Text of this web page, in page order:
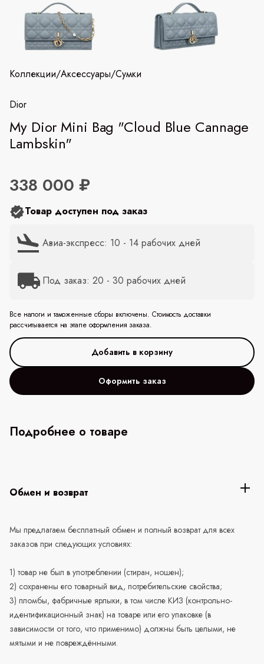
Коллекции/Аксессуары/Сумки
Dior
My Dior Mini Bag "Cloud Blue Cannage
Lambskin"
338 000 ₽
Товар доступен под заказ
Авиа-экспресс: 10 - 14 рабочих дней
Под заказ: 20 - 30 рабочих дней
Все налоги и таможенные сборы включены. Стоимость доставки
рассчитывается на этапе оформления заказа.
Оформить заказ
Подробнее о товаре
Обмен и возврат
Мы предлагаем бесплатный обмен и полный возврат для всех
заказов при следующих условиях:
1) товар не был в употреблении (стиран, ношен);
2) сохранены его товарный вид, потребительские свойства;
3) пломбы, фабричные ярлыки, в том числе КИЗ (контрольно-
идентификационный знак) на товаре или его упаковке (в
зависимости от того, что применимо) должны быть целыми, не
мятыми и не повреждёнными.